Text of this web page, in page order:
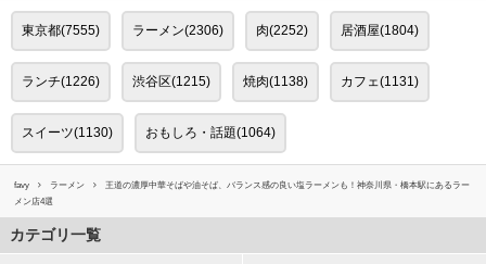
東京都(7555) ラーメン(2306) 肉(2252) 居酒屋(1804)
ランチ(1226) 渋谷区(1215) 焼肉(1138) カフェ(1131)
スイーツ(1130) おもしろ・話題(1064)
favy ラーメン
王道の濃厚中華そばや油そば、バランス感の良い塩ラーメンも！神奈川県・橋本駅にあるラー
メン店4選
カテゴリ一覧